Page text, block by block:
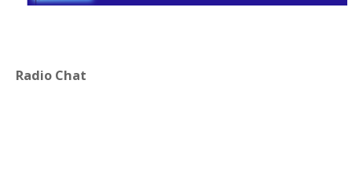
Radio Chat